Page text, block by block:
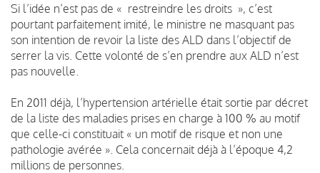
Si l’idée n’est pas de « restreindre les droits », c’est
pourtant parfaitement imité, le ministre ne masquant pas
son intention de revoir la liste des ALD dans l’objectif de
serrer la vis. Cette volonté de s’en prendre aux ALD n’est
pas nouvelle.
En 2011 déjà, l’hypertension artérielle était sortie par décret
de la liste des maladies prises en charge à 100 % au motif
que celle-ci constituait « un motif de risque et non une
pathologie avérée ». Cela concernait déjà à l’époque 4,2
millions de personnes.